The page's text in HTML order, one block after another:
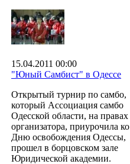
15.04.2011 00:00
"Юный Самбист" в Одессе
Открытый турнир по самбо,
который Ассоциация самбо
Одесской области, на правах
организатора, приурочила ко
Дню освобождения Одессы,
прошел в борцовском зале
Юридической академии.